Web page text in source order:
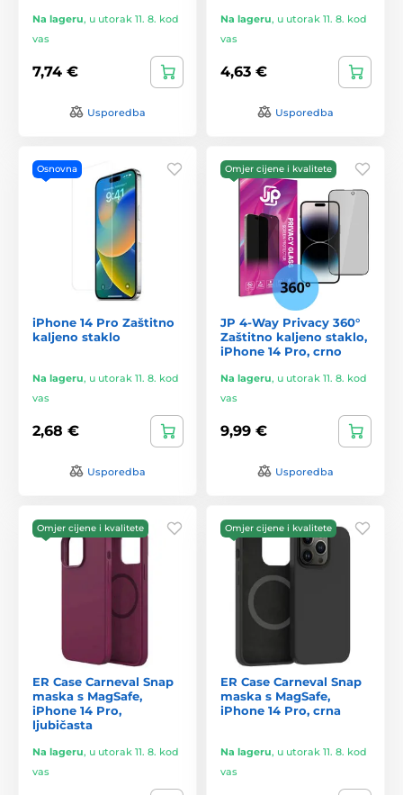
Na lageru, u utorak 11. 8. kod
vas
7,74 €
Usporedba
Na lageru, u utorak 11. 8. kod
vas
4,63 €
Usporedba
Osnovna
iPhone 14 Pro Zaštitno
kaljeno staklo
Na lageru, u utorak 11. 8. kod
vas
2,68 €
Usporedba
Omjer cijene i kvalitete
JP 4-Way Privacy 360°
Zaštitno kaljeno staklo,
iPhone 14 Pro, crno
Na lageru, u utorak 11. 8. kod
vas
9,99 €
Usporedba
Omjer cijene i kvalitete
ER Case Carneval Snap
maska s MagSafe,
iPhone 14 Pro,
ljubičasta
Na lageru, u utorak 11. 8. kod
vas
Omjer cijene i kvalitete
ER Case Carneval Snap
maska s MagSafe,
iPhone 14 Pro, crna
Na lageru, u utorak 11. 8. kod
vas